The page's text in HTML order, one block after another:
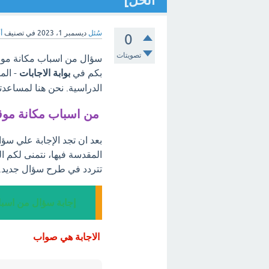
0
تصويتات
سُئل ديسمبر 1، 2023 في تصنيف
سؤال من اسباب مكانة
بكم في بوابة الاجابات -
الدراسية. نحن هنا
من اسباب مكانة
بعد ان تجد الإجابة علي
المقدسة فيها، نتمنى لكم
تتردد في طرح سؤال
إجابة سؤال من
الاجابة هي صواب